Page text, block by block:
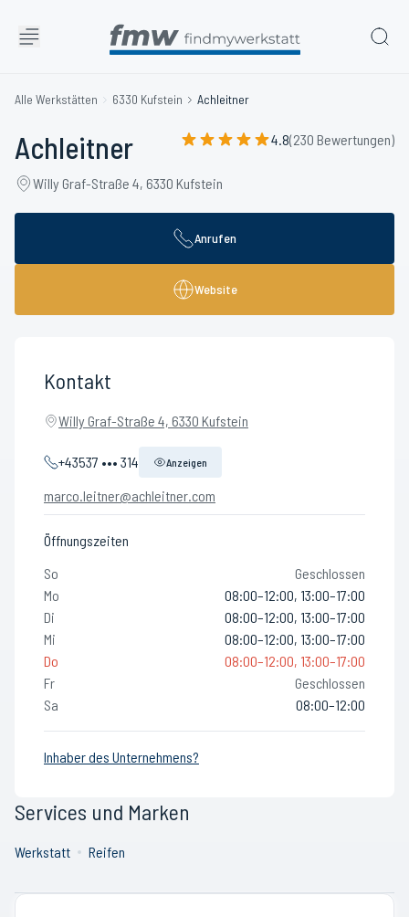
Alle Werkstätten 6330 Kufstein Achleitner
Achleitner 4.8(230 Bewertungen)
Willy Graf-Straße 4, 6330 Kufstein
Anrufen
Website
Kontakt
Willy Graf-Straße 4, 6330 Kufstein
+43537 ••• 314 Anzeigen
marco.leitner@achleitner.com
Öffnungszeiten
So
Geschlossen
Mo
08:00–12:00, 13:00–17:00
Di
08:00–12:00, 13:00–17:00
Mi
08:00–12:00, 13:00–17:00
Do
08:00–12:00, 13:00–17:00
Fr
Geschlossen
Sa
08:00–12:00
Inhaber des Unternehmens?
Services und Marken
Werkstatt Reifen